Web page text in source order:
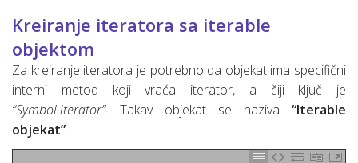
Kreiranje iteratora sa iterable
objektom
Za kreiranje iteratora je potrebno da objekat ima specifični
interni metod koji vraća iterator, a čiji ključ je
“Symbol.iterator”. Takav objekat se naziva “Iterable
objekat”.